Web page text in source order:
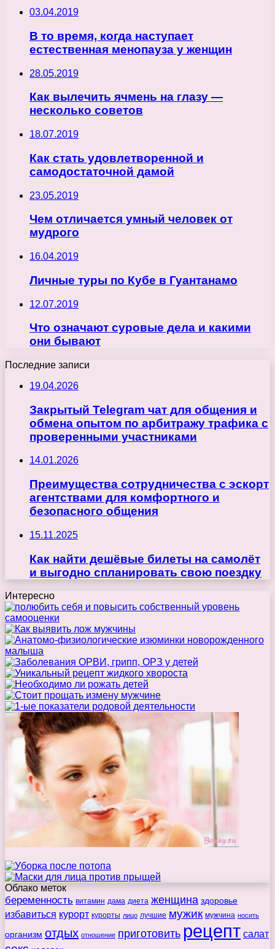
03.04.2019
В то время, когда наступает
естественная менопауза у женщин
28.05.2019
Как вылечить ячмень на глазу —
несколько советов
18.07.2019
Как стать удовлетворенной и
самодостаточной дамой
23.05.2019
Чем отличается умный человек от
мудрого
16.04.2019
Личные туры по Кубе в Гуантанамо
12.07.2019
Что означают суровые дела и какими
они бывают
Последние записи
19.04.2026
Закрытый Telegram чат для общения и
обмена опытом по арбитражу трафика с
проверенными участниками
14.01.2026
Преимущества сотрудничества с эскорт
агентствами для комфортного и
безопасного общения
15.11.2025
Как найти дешёвые билеты на самолёт
и выгодно спланировать свою поездку
Интересно
Облако меток
беременность витамин дама диета женщина здоровье
избавиться курорт курорты лицо лучшие мужик мужчина носить
организм отдых отношение приготовить рецепт салат